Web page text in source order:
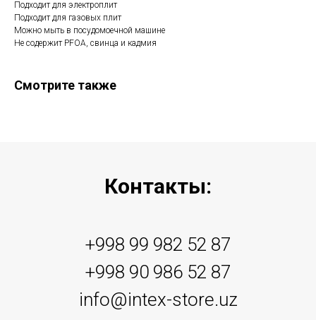
Подходит для электроплит
Подходит для газовых плит
Можно мыть в посудомоечной машине
Не содержит PFOA, свинца и кадмия
Смотрите также
Контакты:
+998 99 982 52 87
+998 90 986 52 87
info@intex-store.uz